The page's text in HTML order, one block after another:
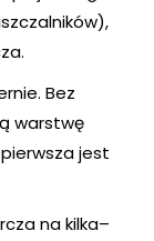
Bez
warstwę
jest
na kilka–